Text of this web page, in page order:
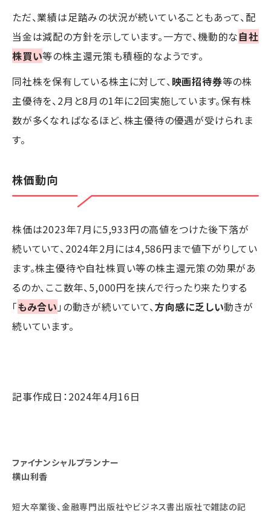
ただ、業績は足踏みの状況が続いていることもあって、配
当金は減配の方針を示しています。一方で、機動的な自社
株買い等の株主還元策も積極的なようです。
同社株を保有している株主に対して、映画招待券等の株
主優待を、2月と8月の1年に2回実施しています。保有株
数が多くなればなるほど、株主優待の優遇が受けられま
す。
株価動向
株価は2023年7月に5,933円の高値をつけた後下落が
続いていて、2024年2月には4,586円まで値下がりしてい
ます。株主優待や自社株買い等の株主還元策の効果があ
るのか、ここ数年、5,000円を挟んで行ったり来たりする
「もみ合い 」の動きが続いていて、方向感に乏しい動きが
続いています。
記事作成日：2024年4月16日
ファイナンシャルプランナー
横山利香
短大卒業後、金融専門出版社やビジネス書出版社で雑誌の記